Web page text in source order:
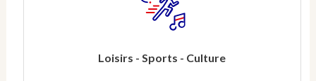
Loisirs - Sports - Culture